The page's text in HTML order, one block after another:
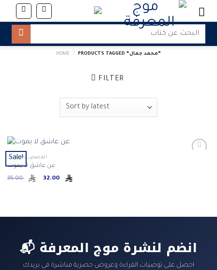
content
Search
HOME / PRODUCTS TAGGED “محمد جمال”
FILTER
Sale!
القصص والروايات
عن عاشق لا يموت
35.00
Original
price 32.00
📬 انضم لنشرة موج المعرفة
احصل على توصيات القراءة وعروض حصرية مباشرة في بريدك